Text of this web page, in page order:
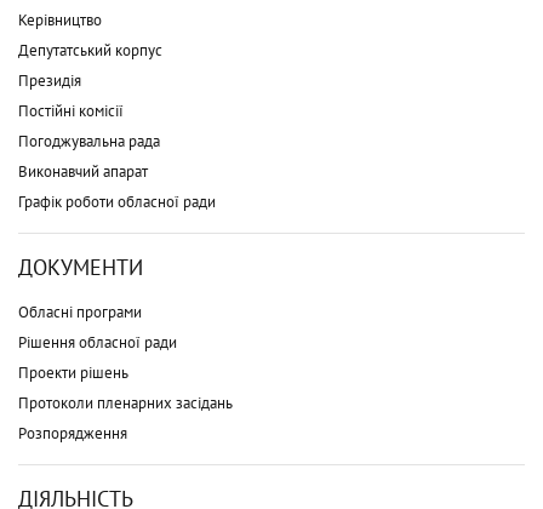
Керівництво
Депутатський корпус
Президія
Постійні комісії
Погоджувальна рада
Виконавчий апарат
Графік роботи обласної ради
ДОКУМЕНТИ
Обласні програми
Рішення обласної ради
Проекти рішень
Протоколи пленарних засідань
Розпорядження
ДІЯЛЬНІСТЬ